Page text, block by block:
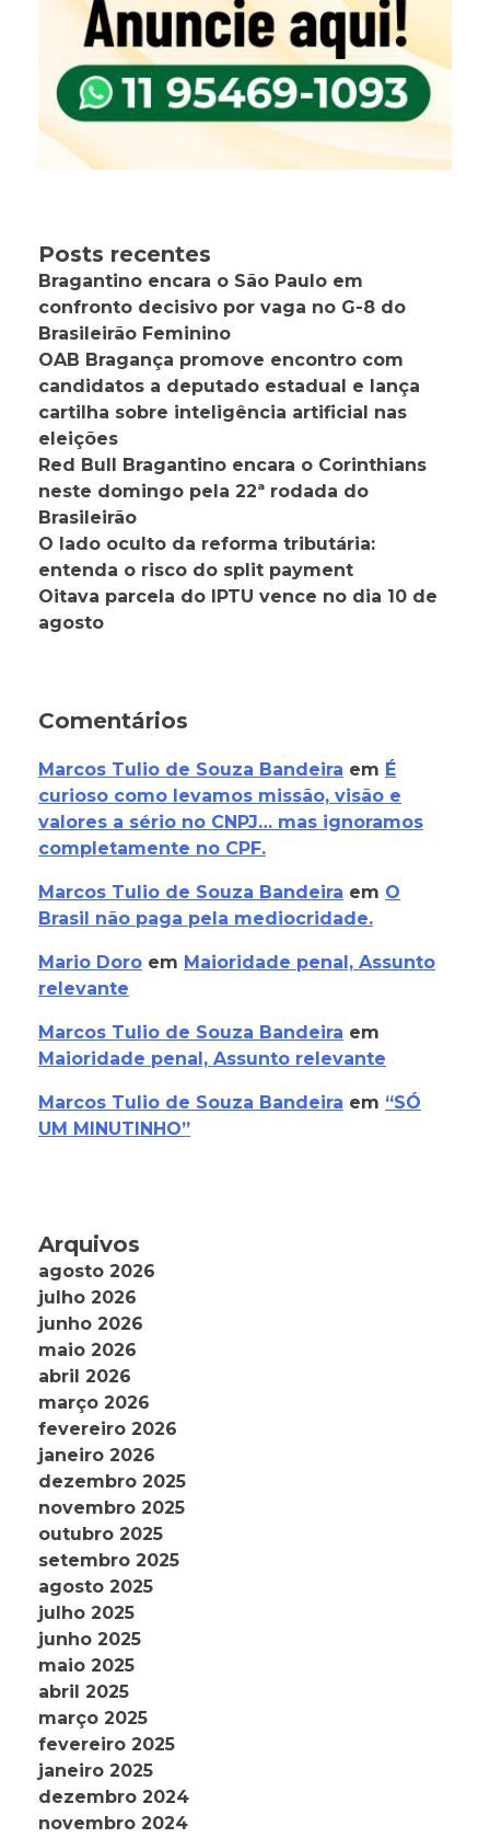
Posts recentes
Bragantino encara o São Paulo em
confronto decisivo por vaga no G-8 do
Brasileirão Feminino
OAB Bragança promove encontro com
candidatos a deputado estadual e lança
cartilha sobre inteligência artificial nas
eleições
Red Bull Bragantino encara o Corinthians
neste domingo pela 22ª rodada do
Brasileirão
O lado oculto da reforma tributária:
entenda o risco do split payment
Oitava parcela do IPTU vence no dia 10 de
agosto
Comentários
Marcos Tulio de Souza Bandeira em É
curioso como levamos missão, visão e
valores a sério no CNPJ… mas ignoramos
completamente no CPF.
Marcos Tulio de Souza Bandeira em O
Brasil não paga pela mediocridade.
Mario Doro em Maioridade penal, Assunto
relevante
Marcos Tulio de Souza Bandeira em
Maioridade penal, Assunto relevante
Marcos Tulio de Souza Bandeira em “SÓ
UM MINUTINHO”
Arquivos
agosto 2026
julho 2026
junho 2026
maio 2026
abril 2026
março 2026
fevereiro 2026
janeiro 2026
dezembro 2025
novembro 2025
outubro 2025
setembro 2025
agosto 2025
julho 2025
junho 2025
maio 2025
abril 2025
março 2025
fevereiro 2025
janeiro 2025
dezembro 2024
novembro 2024